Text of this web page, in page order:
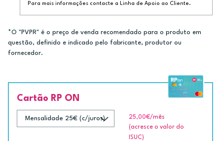
Para mais informações contacte a Linha de Apoio ao Cliente.
*O "PVPR" é o preço de venda recomendado para o produto em
questão, definido e indicado pelo fabricante, produtor ou
fornecedor.
Cartão RP ON
25,00€/mês
(acresce o valor do
ISUC)